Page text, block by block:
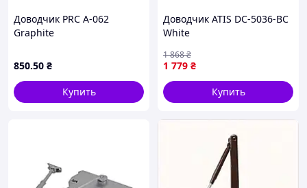
Доводчик PRC A-062
Graphite
850.50 ₴
Купить
Доводчик ATIS DC-5036-BC
White
1 779 ₴
1 868₴
Купить